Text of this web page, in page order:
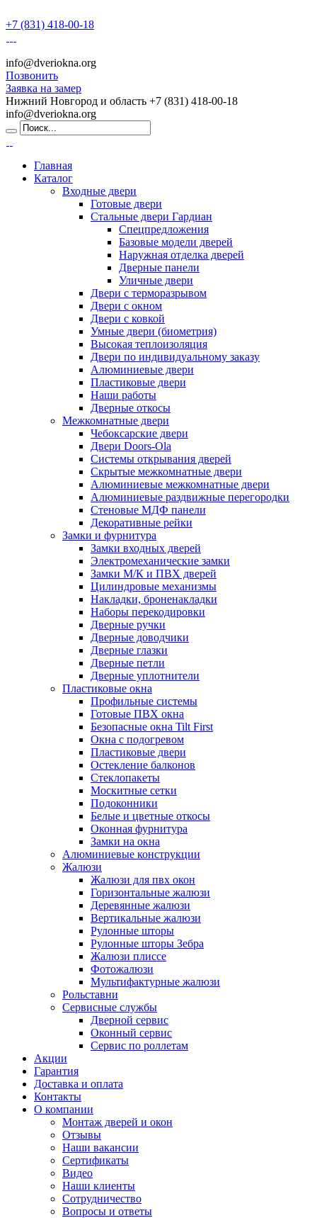
+7 (831) 418-00-18
info@dveriokna.org
Позвонить
Заявка на замер
Нижний Новгород и область +7 (831) 418-00-18
info@dveriokna.org
Главная
Каталог
Входные двери
Готовые двери
Стальные двери Гардиан
Спецпредложения
Базовые модели дверей
Наружная отделка дверей
Дверные панели
Уличные двери
Двери с терморазрывом
Двери с окном
Двери с ковкой
Умные двери (биометрия)
Высокая теплоизоляция
Двери по индивидуальному заказу
Алюминиевые двери
Пластиковые двери
Наши работы
Дверные откосы
Межкомнатные двери
Чебоксарские двери
Двери Doors-Ola
Системы открывания дверей
Скрытые межкомнатные двери
Алюминиевые межкомнатные двери
Алюминиевые раздвижные перегородки
Стеновые МДФ панели
Декоративные рейки
Замки и фурнитура
Замки входных дверей
Электромеханические замки
Замки М/К и ПВХ дверей
Цилиндровые механизмы
Накладки, броненакладки
Наборы перекодировки
Дверные ручки
Дверные доводчики
Дверные глазки
Дверные петли
Дверные уплотнители
Пластиковые окна
Профильные системы
Готовые ПВХ окна
Безопасные окна Tilt First
Окна с подогревом
Пластиковые двери
Остекление балконов
Стеклопакеты
Москитные сетки
Подоконники
Белые и цветные откосы
Оконная фурнитура
Замки на окна
Алюминиевые конструкции
Жалюзи
Жалюзи для пвх окон
Горизонтальные жалюзи
Деревянные жалюзи
Вертикальные жалюзи
Рулонные шторы
Рулонные шторы Зебра
Жалюзи плиссе
Фотожалюзи
Мультифактурные жалюзи
Рольставни
Сервисные службы
Дверной сервис
Оконный сервис
Сервис по роллетам
Акции
Гарантия
Доставка и оплата
Контакты
О компании
Монтаж дверей и окон
Отзывы
Наши вакансии
Сертификаты
Видео
Наши клиенты
Сотрудничество
Вопросы и ответы